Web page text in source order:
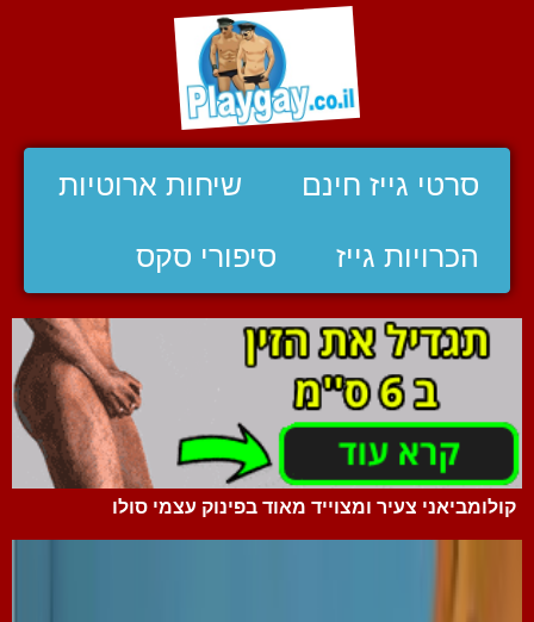
סרטי גייז חינם שיחות ארוטיות
הכרויות גייז סיפורי סקס
קולומביאני צעיר ומצוייד מאוד בפינוק עצמי סולו